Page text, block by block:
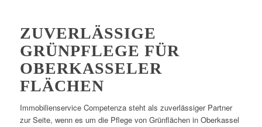
ZUVERLÄSSIGE
GRÜNPFLEGE FÜR
OBERKASSELER
FLÄCHEN
Immobilienservice Competenza steht als zuverlässiger Partner
zur Seite, wenn es um die Pflege von Grünflächen in Oberkassel